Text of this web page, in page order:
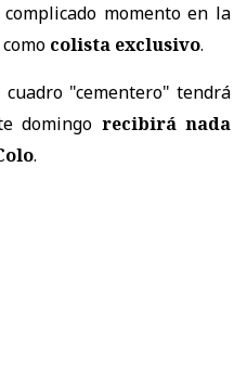
momento en la
colista exclusivo.
cuadro "cementero" tendrá
domingo recibirá nada
.